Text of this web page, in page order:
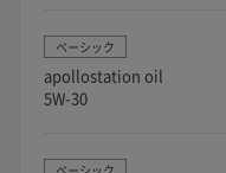
ベーシック
apollostation oil
5W-30